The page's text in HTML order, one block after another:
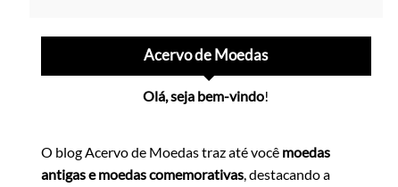
Acervo de Moedas
Olá, seja bem-vindo!
O blog Acervo de Moedas traz até você moedas
antigas e moedas comemorativas, destacando a